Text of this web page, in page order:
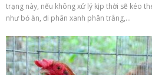
trạng này, nếu không xử lý kịp thời sẽ kéo
như bỏ ăn, đi phân xanh phân trắng,…